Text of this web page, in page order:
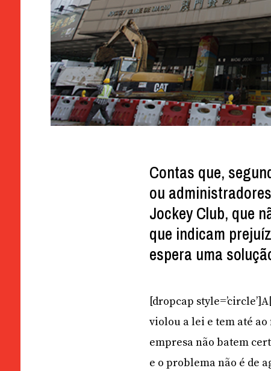
Contas que,
ou
Jockey Club, que
que indicam
espera uma
[dropcap
violou a lei e tem até
empresa não batem
e o problema não é de